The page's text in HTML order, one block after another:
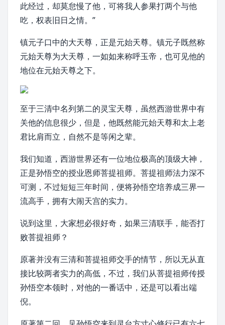
此经过，却莫怠慢了他，可将我人参果打两个与他
吃，权表旧日之情。”
镇元子口中的大天尊，正是元始天尊。镇元子既然称
元始天尊为大天尊，一如如来称呼玉帝，也可见他的
地位在元始天尊之下。
至于三清中名列第二的灵宝天尊，虽然西游世界中有
关他的信息很少，但是，他既然能元始天尊和太上老
君比肩而立，自然不是等闲之辈。
我们知道，西游世界还有一位地位极高的顶级大神，
正是孙悟空的授业恩师菩提祖师。菩提祖师法力深不
可测，不过短短三年时间，便将孙悟空培养成三界一
流高手，拥有大闹天宫的实力。
说到这里，大家想必很好奇，如果三清联手，能否打
败菩提祖师？
原著并没有三清和菩提祖师交手的情节，所以无从直
接比较两者实力的高低，不过，我们从菩提祖师传授
孙悟空本领时，对他的一番话中，还是可以看出端
倪。